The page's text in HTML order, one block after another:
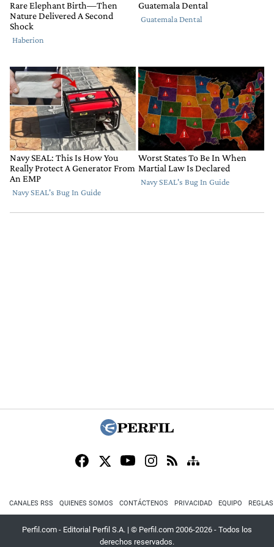
CANALES RSS QUIENES SOMOS CONTÁCTENOS PRIVACIDAD EQUIPO
Perfil.com - Editorial Perfil S.A. | © Perfil.com 2006-2026 - Todos los
derechos reservados.